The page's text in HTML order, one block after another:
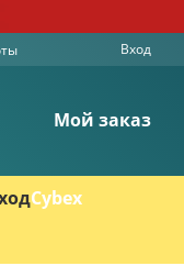
Вход
Мой заказ
Cybex